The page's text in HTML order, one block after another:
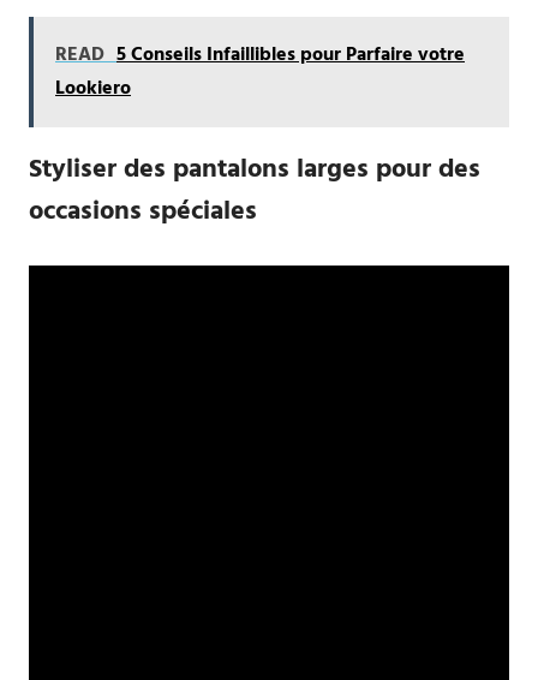
READ 5 Conseils Infaillibles pour Parfaire votre
Lookiero
Styliser des pantalons larges pour des
occasions spéciales